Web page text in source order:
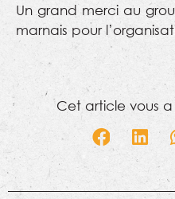
Un grand merci au
marnais pour
Cet article vous